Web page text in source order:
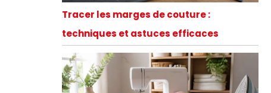
Tracer les marges de couture :
techniques et astuces efficaces